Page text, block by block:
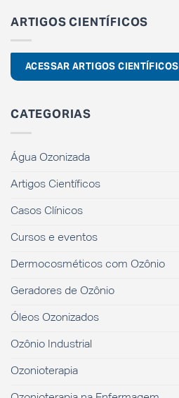
ARTIGOS CIENTÍFICOS
ACESSAR ARTIGOS CIENTÍFICOS
CATEGORIAS
Água Ozonizada
Artigos Científicos
Casos Clínicos
Cursos e eventos
Dermocosméticos com Ozônio
Geradores de Ozônio
Óleos Ozonizados
Ozônio Industrial
Ozonioterapia